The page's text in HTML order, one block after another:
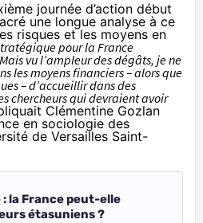
journée d’action début
une longue analyse à ce
risques et les moyens en
pour la France
vu l’ampleur des dégâts, je ne
les moyens financiers – alors que
– d’accueillir dans des
chercheurs qui devraient avoir
Clémentine Gozlan
en sociologie des
de Versailles Saint-
la France peut-elle
étasuniens ?